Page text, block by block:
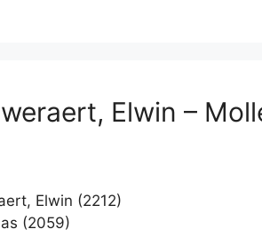
Elwin –
Elwin (2212)
(2059)